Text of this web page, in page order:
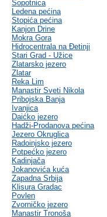
Sopotnica
Ledena pećina
Stopića pećina
Kanjon Drine
Mokra Gora
Hidrocentrala na Đetinji
Stari Grad - Užice
Zlatarsko jezero
Zlatar
Reka Lim
Manastir Sveti Nikola
Pribojska Banja
Ivanjica
Daićko jezero
Hadži-Prodanova pećina
Jezero Okruglica
Radoinjsko jezero
Potpećko jezero
Kadinjača
Jokanovića kuća
Zapadna Srbija
Klisura Gradac
Povlen
Zvorničko jezero
Manastir Tronoša